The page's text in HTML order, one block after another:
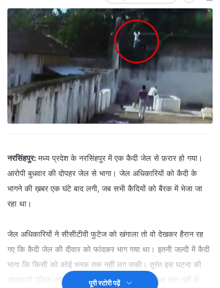
नरसिंहपुर: मध्य प्रदेश के नरसिंहपुर में एक कैदी जेल से फ़रार हो गया।
आरोपी बुधवार की दोपहर जेल से भागा। जेल अधिकारियों को कैदी के
भागने की ख़बर एक घंटे बाद लगी, जब सभी कैदियों को बैरक में भेजा जा
रहा था।
जेल अधिकारियों ने सीसीटीवी फुटेज को खंगाला तो वो देखकर हैरान रह
गए कि कैदी जेल की दीवार को फांदकर भाग गया था। इतनी जल्दी में कैदी
भागा कि किसी को कोई भनक तक नहीं लग सकी। तुरंत इस घटना की
जानकारी पुलिस को दी गई, लेकिन क़ैदी की गिरफ़्तारी अब तक नहीं हो
पूरी स्टोरी पढ़ें